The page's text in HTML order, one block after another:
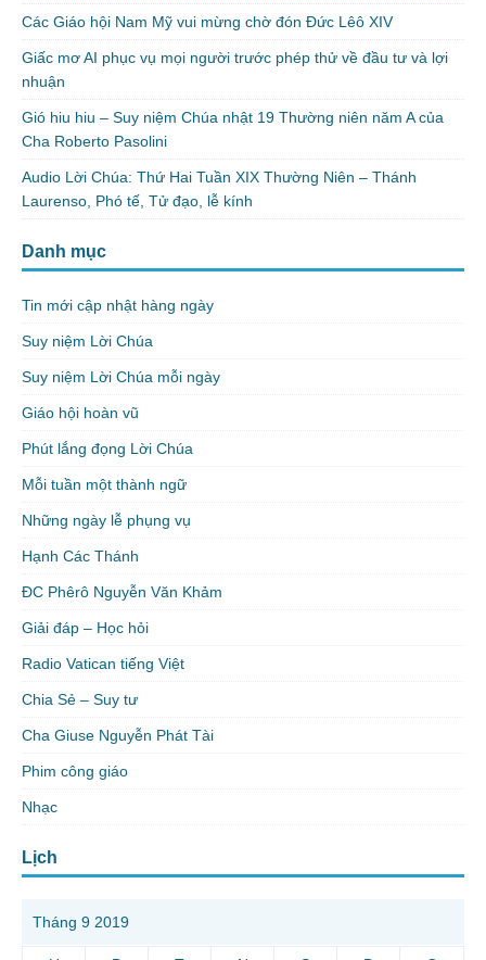
Các Giáo hội Nam Mỹ vui mừng chờ đón Đức Lêô XIV
Giấc mơ AI phục vụ mọi người trước phép thử về đầu tư và lợi
nhuận
Gió hiu hiu – Suy niệm Chúa nhật 19 Thường niên năm A của
Cha Roberto Pasolini
Audio Lời Chúa: Thứ Hai Tuần XIX Thường Niên – Thánh
Laurenso, Phó tế, Tử đạo, lễ kính
Danh mục
Tin mới cập nhật hàng ngày
Suy niệm Lời Chúa
Suy niệm Lời Chúa mỗi ngày
Giáo hội hoàn vũ
Phút lắng đọng Lời Chúa
Mỗi tuần một thành ngữ
Những ngày lễ phụng vụ
Hạnh Các Thánh
ĐC Phêrô Nguyễn Văn Khảm
Giải đáp – Học hỏi
Radio Vatican tiếng Việt
Chia Sẻ – Suy tư
Cha Giuse Nguyễn Phát Tài
Phim công giáo
Nhạc
Lịch
Tháng 9 2019